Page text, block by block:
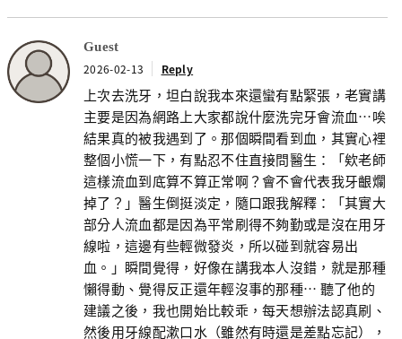
Guest
2026-02-13 Reply
上次去洗牙，坦白說我本來還蠻有點緊張，老實講
主要是因為網路上大家都說什麼洗完牙會流血…唉
結果真的被我遇到了。那個瞬間看到血，其實心裡
整個小慌一下，有點忍不住直接問醫生：「欸老師
這樣流血到底算不算正常啊？會不會代表我牙齦爛
掉了？」醫生倒挺淡定，隨口跟我解釋：「其實大
部分人流血都是因為平常刷得不夠勤或是沒在用牙
線啦，這邊有些輕微發炎，所以碰到就容易出
血。」瞬間覺得，好像在講我本人沒錯，就是那種
懶得動、覺得反正還年輕沒事的那種… 聽了他的
建議之後，我也開始比較乖，每天想辦法認真刷、
然後用牙線配漱口水（雖然有時還是差點忘記），